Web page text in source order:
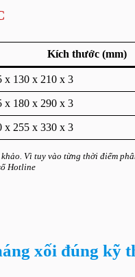
Kích thước (mm)
x 130 x 210 x 3
x 180 x 290 x 3
x 255 x 330 x 3
Vì tuy vào từng thời điểm
Hotline
xối đúng kỹ